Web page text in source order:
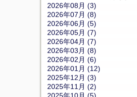
2026年08月 (3)
2026年07月 (8)
2026年06月 (5)
2026年05月 (7)
2026年04月 (7)
2026年03月 (8)
2026年02月 (6)
2026年01月 (12)
2025年12月 (3)
2025年11月 (2)
2025年10月 (5)